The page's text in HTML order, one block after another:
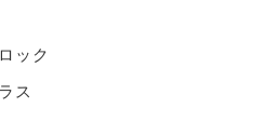
ック
ス